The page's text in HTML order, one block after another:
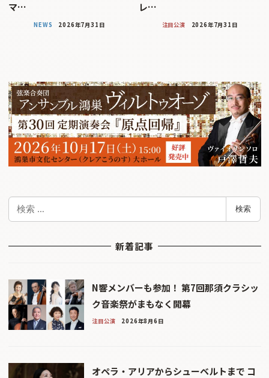
マ…
NEWS 2026年7月31日
レ…
注目公演 2026年7月31日
検
検索
新着記事
N響メンバーも参加！ 第7回那須クラシッ
ク音楽祭がまもなく開幕
注目公演 2026年8月6日
オペラ・アリアからシューベルトまで コ